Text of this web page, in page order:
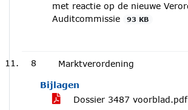
met reactie op de nieuwe
Auditcommissie
93 KB
8 Marktverordening
Bijlagen
Dossier 3487 voorblad.pdf